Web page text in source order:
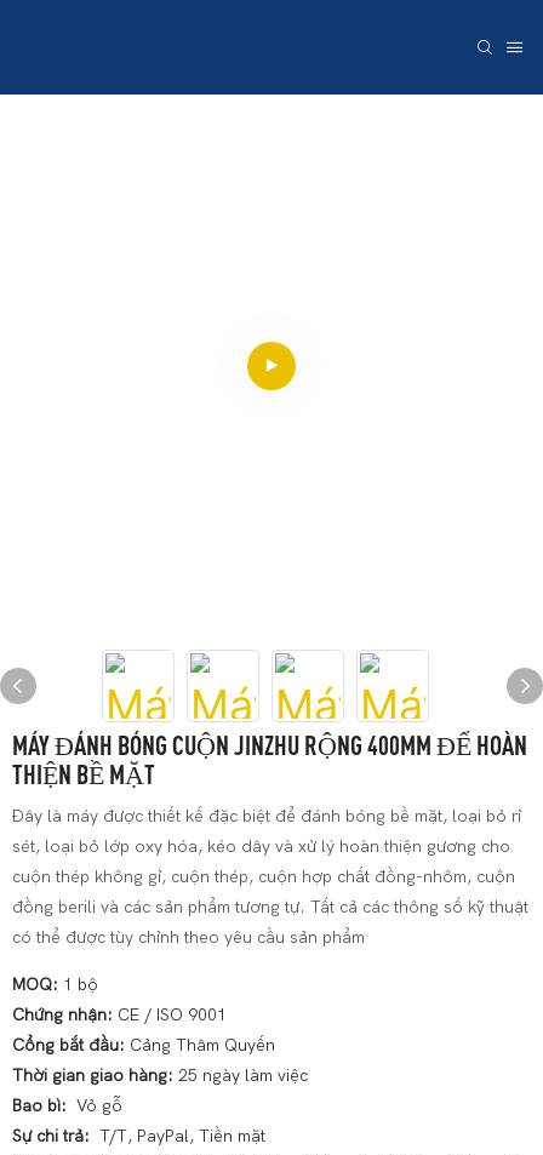
MÁY ĐÁNH BÓNG CUỘN JINZHU RỘNG 400MM ĐỂ HOÀN
THIỆN BỀ MẶT
Đây là máy được thiết kế đặc biệt để đánh bóng bề mặt, loại bỏ rỉ
sét, loại bỏ lớp oxy hóa, kéo dây và xử lý hoàn thiện gương cho
cuộn thép không gỉ, cuộn thép, cuộn hợp chất đồng-nhôm, cuộn
đồng berili và các sản phẩm tương tự. Tất cả các thông số kỹ thuật
có thể được tùy chỉnh theo yêu cầu sản phẩm
MOQ: 1 bộ
Chứng nhận: CE / ISO 9001
Cổng bắt đầu: Cảng Thâm Quyến
Thời gian giao hàng: 25 ngày làm việc
Bao bì: Vỏ gỗ
Sự chi trả: T/T, PayPal, Tiền mặt